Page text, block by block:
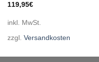
119,95€
inkl. MwSt.
zzgl. Versandkosten